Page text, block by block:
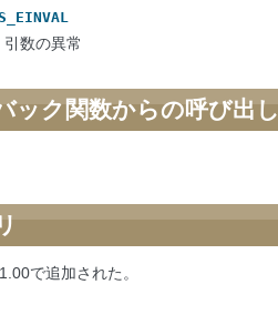
引数の異常
ック関数からの呼び出し
で追加された。